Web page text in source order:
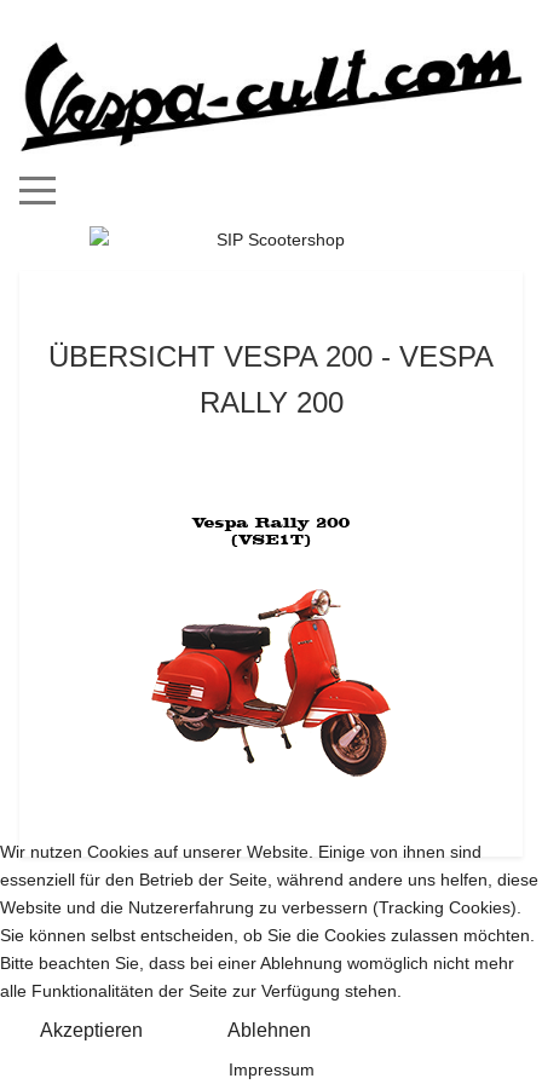
Mobile Menu Toggle
ÜBERSICHT VESPA 200 - VESPA
RALLY 200
Wir nutzen Cookies auf unserer Website. Einige von ihnen sind
essenziell für den Betrieb der Seite, während andere uns helfen, diese
Website und die Nutzererfahrung zu verbessern (Tracking Cookies).
Sie können selbst entscheiden, ob Sie die Cookies zulassen möchten.
Bitte beachten Sie, dass bei einer Ablehnung womöglich nicht mehr
alle Funktionalitäten der Seite zur Verfügung stehen.
Akzeptieren Ablehnen
Impressum